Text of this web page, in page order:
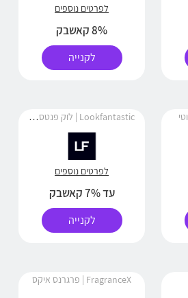
לפרטים נוספים
8% קאשבק
לקנייה
Lookfantastic | לוק פנטסטיק
לפרטים נוספים
עד 7% קאשבק
לקנייה
FragranceX | פרגרנס איקס